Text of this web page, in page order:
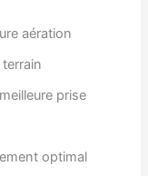
aération
prise
optimal